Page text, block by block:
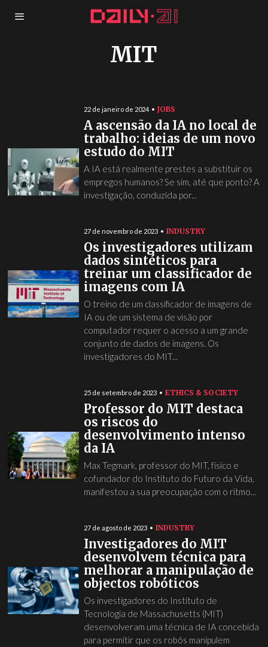
MIT
22 de janeiro de 2024 JOBS
A ascensão da IA no local de
trabalho: ideias de um novo
estudo do MIT
A IA está realmente prestes a substituir os
empregos humanos? Se sim, até que ponto? A
investigação, conduzida por...
27 de novembro de 2023 INDUSTRY
Os investigadores utilizam
dados sintéticos para
treinar um classificador de
imagens com IA
O treino de um classificador de imagens de
IA ou de um sistema de visão por
computador requer o acesso a um grande
conjunto de dados de imagens. Os
investigadores do MIT...
25 de setembro de 2023 ETHICS & SOCIETY
Professor do MIT destaca
os riscos do
desenvolvimento intenso
da IA
Max Tegmark, professor do MIT, físico e
cofundador do Instituto do Futuro da Vida,
manifestou a sua preocupação com o ritmo...
27 de agosto de 2023 INDUSTRY
Investigadores do MIT
desenvolvem técnica para
melhorar a manipulação de
objectos robóticos
Os investigadores do Instituto de
Tecnologia de Massachusetts (MIT)
desenvolveram uma técnica de IA concebida
para permitir que os robôs manipulem